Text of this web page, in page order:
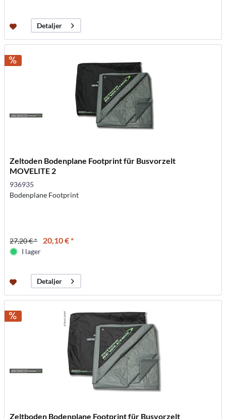
Detaljer
Zeltoden Bodenplane Footprint für Busvorzelt
MOVELITE 2
936935
Bodenplane Footprint
27,20 € * 20,10 € *
I lager
Detaljer
Zeltboden Bodenplane Footprint für Busvorzelt